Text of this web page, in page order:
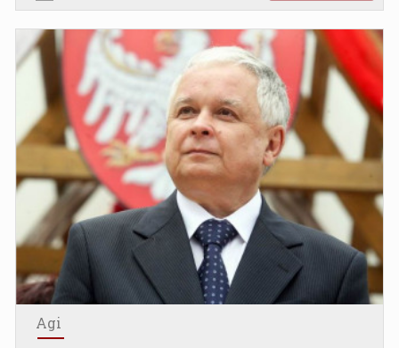
Agi